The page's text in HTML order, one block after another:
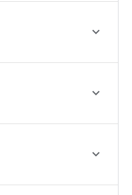


